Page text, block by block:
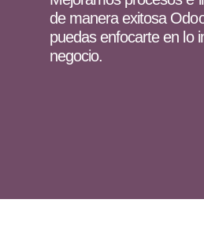
de manera exitosa
puedas enfocarte en lo
negocio.